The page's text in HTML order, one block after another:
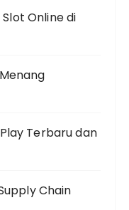
Online di
Terbaru dan
Chain